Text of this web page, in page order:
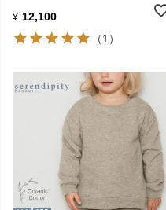
¥ 12,100
（1）